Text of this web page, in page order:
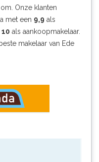
Onze klanten
met een 9,9 als
10 als aankoopmakelaar.
makelaar van Ede